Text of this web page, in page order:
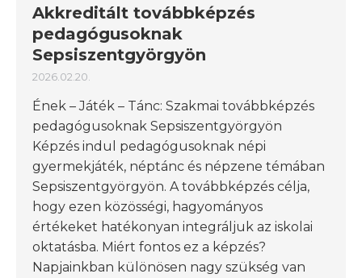
Akkreditált továbbképzés
pedagógusoknak
Sepsiszentgyörgyön
2026.02.20.
Ének – Játék – Tánc: Szakmai továbbképzés
pedagógusoknak Sepsiszentgyörgyön
Képzés indul pedagógusoknak népi
gyermekjáték, néptánc és népzene témában
Sepsiszentgyörgyön. A továbbképzés célja,
hogy ezen közösségi, hagyományos
értékeket hatékonyan integráljuk az iskolai
oktatásba. Miért fontos ez a képzés?
Napjainkban különösen nagy szükség van